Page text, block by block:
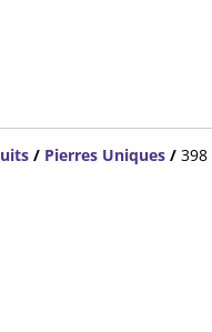
/ Pierres Uniques /